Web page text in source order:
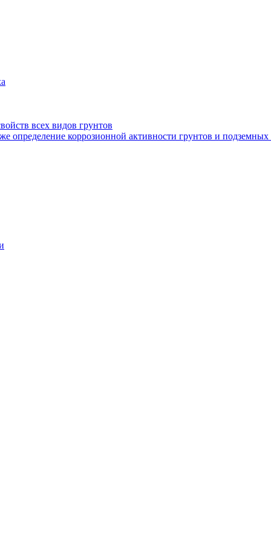
всех видов грунтов
определение коррозионной активности грунтов и подземных